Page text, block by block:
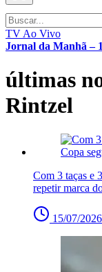
TV Ao Vivo
Jornal da Manhã –
últimas
Rintzel
Com 3 taças e
repetir marca
15/07/